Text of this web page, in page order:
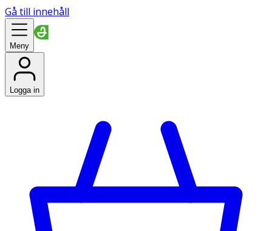
Gå till innehåll
Meny
Logga in